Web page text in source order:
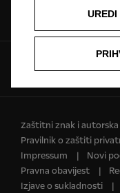
Naručivanje na
Pratite nas na
Zaštitni znak i autorska
Pravilnik o zaštiti
Impressum
Novi
Pravna obavijest
Izjave o sukladnosti